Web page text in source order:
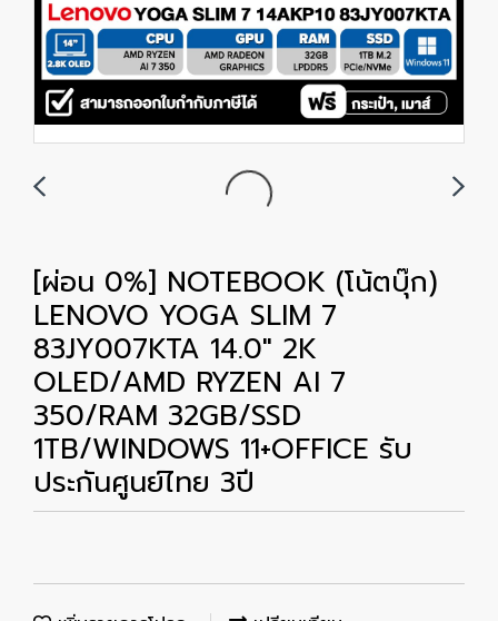
[ผ่อน 0%] NOTEBOOK (โน้ตบุ๊ก)
LENOVO YOGA SLIM 7
83JY007KTA 14.0" 2K
OLED/AMD RYZEN AI 7
350/RAM 32GB/SSD
1TB/WINDOWS 11+OFFICE รับ
ประกันศูนย์ไทย 3ปี